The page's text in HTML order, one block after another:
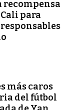
para
más caros
del fútbol